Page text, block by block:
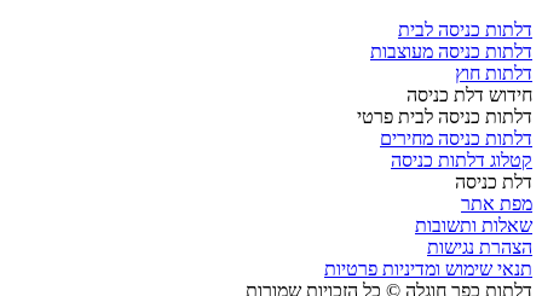
דלתות כניסה לבית
דלתות כניסה מעוצבות
דלתות חוץ
חידוש דלת כניסה
דלתות כניסה לבית פרטי
דלתות כניסה מחירים
קטלוג דלתות כניסה
דלת כניסה
מפת אתר
שאלות ותשובות
הצהרת נגישות
תנאי שימוש ומדיניות פרטיות
דלתות כפר חוגלה © כל הזכויות שמורות